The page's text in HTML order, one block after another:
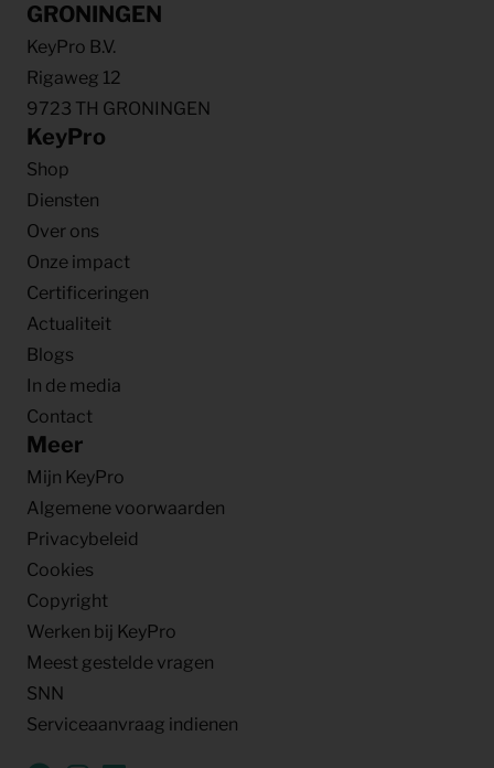
GRONINGEN
KeyPro B.V.
Rigaweg 12
9723 TH GRONINGEN
KeyPro
Shop
Diensten
Over ons
Onze impact
Certificeringen
Actualiteit
Blogs
In de media
Contact
Meer
Mijn KeyPro
Algemene voorwaarden
Privacybeleid
Cookies
Copyright
Werken bij KeyPro
Meest gestelde vragen
SNN
Serviceaanvraag indienen